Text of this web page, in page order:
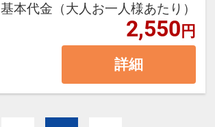
基本代金（大人お一人様あたり）
2,550円
詳細